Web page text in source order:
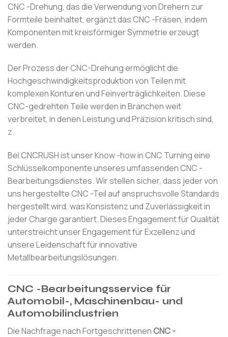
CNC -Drehung, das die Verwendung von Drehern zur
Formteile beinhaltet, ergänzt das CNC -Fräsen, indem
Komponenten mit kreisförmiger Symmetrie erzeugt
werden.
Der Prozess der CNC-Drehung ermöglicht die
Hochgeschwindigkeitsproduktion von Teilen mit
komplexen Konturen und Feinverträglichkeiten. Diese
CNC-gedrehten Teile werden in Branchen weit
verbreitet, in denen Leistung und Präzision kritisch sind,
z.
Bei CNCRUSH ist unser Know -how in CNC Turning eine
Schlüsselkomponente unseres umfassenden CNC -
Bearbeitungsdienstes. Wir stellen sicher, dass jeder von
uns hergestellte CNC -Teil auf anspruchsvolle Standards
hergestellt wird, was Konsistenz und Zuverlässigkeit in
jeder Charge garantiert. Dieses Engagement für Qualität
unterstreicht unser Engagement für Exzellenz und
unsere Leidenschaft für innovative
Metallbearbeitungslösungen.
CNC -Bearbeitungsservice für
Automobil-, Maschinenbau- und
Automobilindustrien
Die Nachfrage nach FortgeschrittenenCNC -